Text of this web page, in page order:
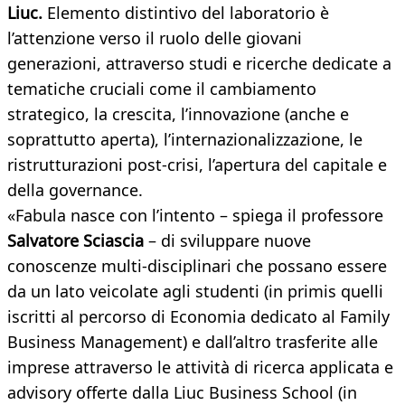
Liuc. Elemento distintivo del laboratorio è
l’attenzione verso il ruolo delle giovani
generazioni, attraverso studi e ricerche dedicate a
tematiche cruciali come il cambiamento
strategico, la crescita, l’innovazione (anche e
soprattutto aperta), l’internazionalizzazione, le
ristrutturazioni post-crisi, l’apertura del capitale e
della governance.
«Fabula nasce con l’intento – spiega il professore
Salvatore Sciascia – di sviluppare nuove
conoscenze multi-disciplinari che possano essere
da un lato veicolate agli studenti (in primis quelli
iscritti al percorso di Economia dedicato al Family
Business Management) e dall’altro trasferite alle
imprese attraverso le attività di ricerca applicata e
advisory offerte dalla Liuc Business School (in